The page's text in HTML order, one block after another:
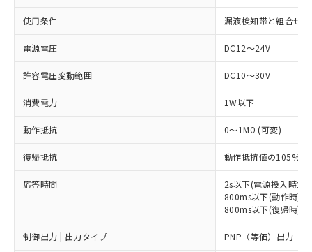
使用条件 漏液検知帯と組合せ
電源電圧 DC12～24V
許容電圧変動範囲 DC10～30V
消費電力 1W以下
動作抵抗 0～1MΩ (可変)
復帰抵抗 動作抵抗値の105%以
応答時間
2s以下(電源投入時立
800ms以下(動作時)
800ms以下(復帰時)
制御出力 | 出力タイプ PNP（等価）出力